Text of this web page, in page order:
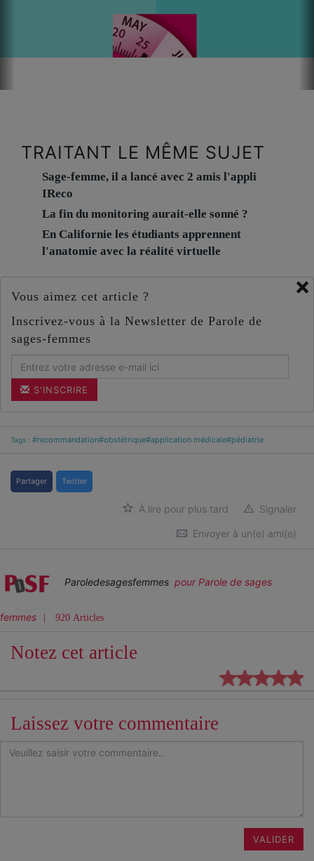
AGE GESTATIONNEL
acile d'utilisation, l'application Age Gestationnel calcule la date du
terme à partir de la date des dernières règles ou de la date théorique de
début de grossesse. Un tableau de bord permet aussi de visulaiser
rapidement les périodes d'examen de surveillance et de dépistage de la
grossesse. Application gratuite sur App Store.
TRAITANT LE MÊME SUJET
Sage-femme, il a lancé avec 2 amis l'appli
IReco
La fin du monitoring aurait-elle sonné ?
En Californie les étudiants apprennent
l'anatomie avec la réalité virtuelle
×
Vous aimez cet article ?
Inscrivez-vous à la Newsletter de Parole de
sages-femmes
S'INSCRIRE
Tags : #recommandation#obstétrique#application médicale#pédiatrie
Partager Twitter
Signaler
À lire pour plus tard
Envoyer à un(e) ami(e)
Paroledesagesfemmes pour Parole de sages
femmes 920 Articles
Notez cet article
Laissez votre commentaire
VALIDER